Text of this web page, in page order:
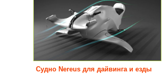
Судно Nereus для дайвинга и езды